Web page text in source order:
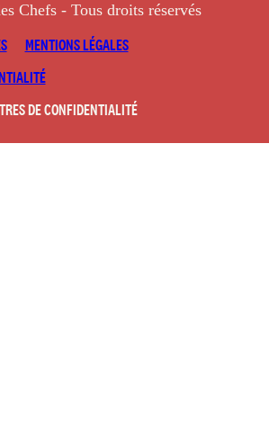
Chefs - Tous droits réservés
MENTIONS LÉGALES
DE CONFIDENTIALITÉ